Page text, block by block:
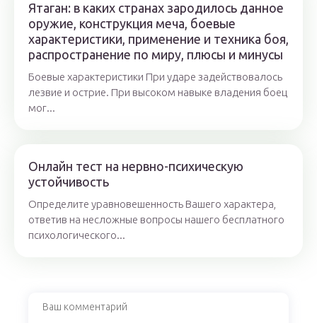
Ятаган: в каких странах зародилось данное
оружие, конструкция меча, боевые
характеристики, применение и техника боя,
распространение по миру, плюсы и минусы
Боевые характеристики При ударе задействовалось
лезвие и острие. При высоком навыке владения боец
мог...
Онлайн тест на нервно-психическую
устойчивость
Определите уравновешенность Вашего характера,
ответив на несложные вопросы нашего бесплатного
психологического...